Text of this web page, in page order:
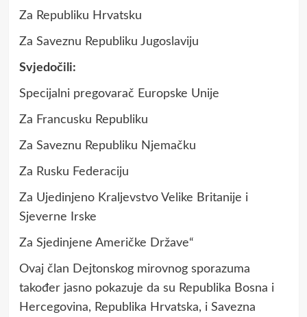
Za Republiku Hrvatsku
Za Saveznu Republiku Jugoslaviju
Svjedočili:
Specijalni pregovarač Europske Unije
Za Francusku Republiku
Za Saveznu Republiku Njemačku
Za Rusku Federaciju
Za Ujedinjeno Kraljevstvo Velike Britanije i
Sjeverne Irske
Za Sjedinjene Američke Države“
Ovaj član Dejtonskog mirovnog sporazuma
također jasno pokazuje da su Republika Bosna i
Hercegovina, Republika Hrvatska, i Savezna